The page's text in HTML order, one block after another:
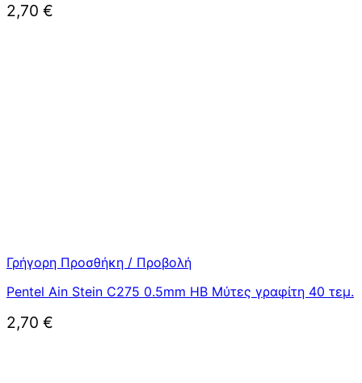
2,70 €
Γρήγορη Προσθήκη / Προβολή
Pentel Ain Stein C275 0.5mm HB Μύτες γραφίτη 40 τεμ.
2,70 €